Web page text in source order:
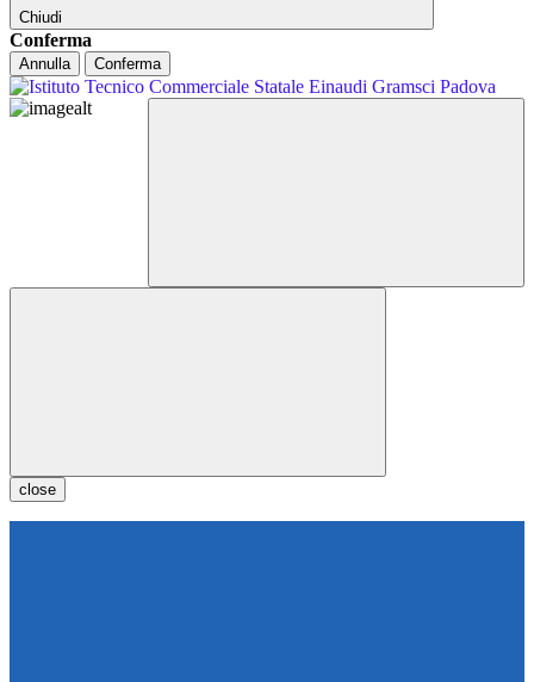
Chiudi
Conferma
Annulla Conferma
close